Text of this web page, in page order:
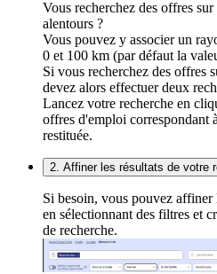
Vous recherchez des offres
alentours ?
Vous pouvez y associer un
0 et 100 km (par défaut la
Si vous recherchez des offres
devez alors effectuer deux
Lancez votre recherche en
offres d'emploi correspondant
restituée.
2. Affiner les résultats de votre
Si besoin, vous pouvez affiner
en sélectionnant des filtres et
de recherche.